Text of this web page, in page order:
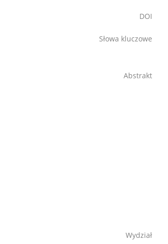
DOI
Słowa kluczowe
Abstrakt
Wydział